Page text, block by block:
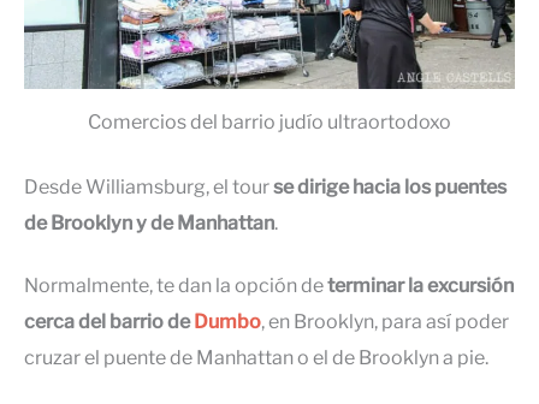
Comercios del barrio judío ultraortodoxo
Desde Williamsburg, el tourse dirige hacia los puentes
de Brooklyn y de Manhattan.
Normalmente, te dan la opción determinar la excursión
cerca del barrio deDumbo, en Brooklyn, para así poder
cruzar el puente de Manhattan o el de Brooklyn a pie.